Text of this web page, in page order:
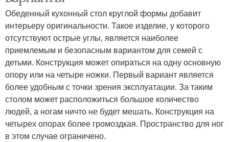
Обеденный кухонный стол круглой формы добавит
интерьеру оригинальности. Такое изделие, у которого
отсутствуют острые углы, является наиболее
приемлемым и безопасным вариантом для семей с
детьми. Конструкция может опираться на одну основную
опору или на четыре ножки. Первый вариант является
более удобным с точки зрения эксплуатации. За таким
столом может расположиться большое количество
людей, а ногам ничто не будет мешать. Конструкция на
четырех опорах более громоздкая. Пространство для ног
в этом случае ограничено.